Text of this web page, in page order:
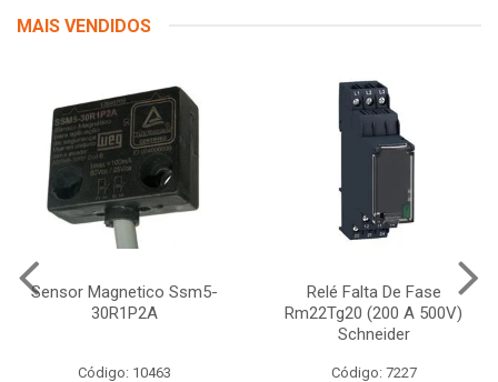
MAIS VENDIDOS
Sensor Magnetico Ssm5-
30R1P2A
Código: 10463
Relé Falta De Fase
Rm22Tg20 (200 A 500V)
Schneider
Código: 7227